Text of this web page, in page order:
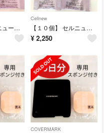
【５個】 セルニュープラス ピーリングソープ サンプル ミニサイズ
Cellnew
【１０個】 セルニュープラス ピーリングソープ サンプル ミニサイズ
¥ 2,250
COVERMARK